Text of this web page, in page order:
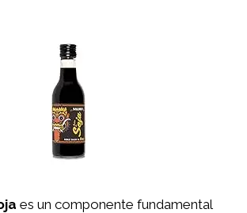
es un componente fundamental